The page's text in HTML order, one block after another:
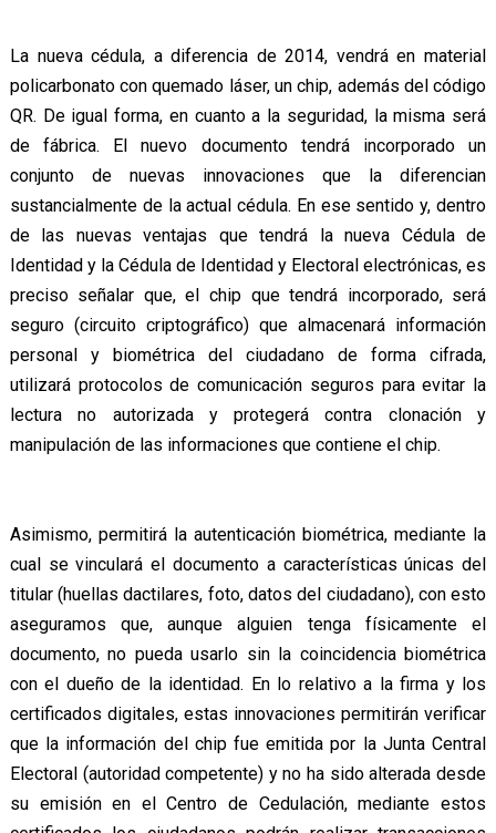
La nueva cédula, a diferencia de 2014, vendrá en material
policarbonato con quemado láser, un chip, además del código
QR. De igual forma, en cuanto a la seguridad, la misma será
de fábrica. El nuevo documento tendrá incorporado un
conjunto de nuevas innovaciones que la diferencian
sustancialmente de la actual cédula. En ese sentido y, dentro
de las nuevas ventajas que tendrá la nueva Cédula de
Identidad y la Cédula de Identidad y Electoral electrónicas, es
preciso señalar que, el chip que tendrá incorporado, será
seguro (circuito criptográfico) que almacenará información
personal y biométrica del ciudadano de forma cifrada,
utilizará protocolos de comunicación seguros para evitar la
lectura no autorizada y protegerá contra clonación y
manipulación de las informaciones que contiene el chip.
Asimismo, permitirá la autenticación biométrica, mediante la
cual se vinculará el documento a características únicas del
titular (huellas dactilares, foto, datos del ciudadano), con esto
aseguramos que, aunque alguien tenga físicamente el
documento, no pueda usarlo sin la coincidencia biométrica
con el dueño de la identidad. En lo relativo a la firma y los
certificados digitales, estas innovaciones permitirán verificar
que la información del chip fue emitida por la Junta Central
Electoral (autoridad competente) y no ha sido alterada desde
su emisión en el Centro de Cedulación, mediante estos